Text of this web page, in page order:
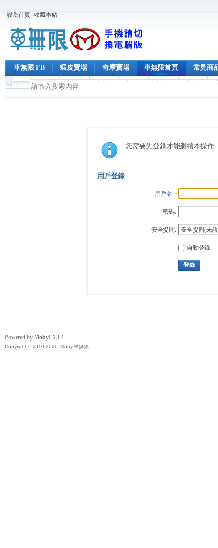
設為首頁 收藏本站
車無限 FB 蝦皮賣場 奇摩賣場 車無限首頁 常見商
您需要先登錄才能繼續本操作
用戶登錄
用戶名
密碼:
安全提問:
自動登錄
登錄
Powered by Moby! X3.4
Copyright © 2010-2021, Moby 車無限.